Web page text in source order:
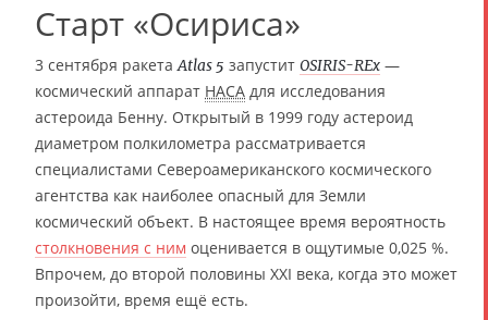
Старт «Осириса»
3 сентября ракетаAtlas 5 запустит OSIRIS-REx —
космический аппарат НАСА для исследования
астероида Бенну. Открытый в 1999 году астероид
диаметром полкилометра рассматривается
специалистами Североамериканского космического
агентства как наиболее опасный для Земли
космический объект. В настоящее время вероятность
столкновения с ним оценивается в ощутимые 0,025 %.
Впрочем, до второй половины XXI века, когда это может
произойти, время ещё есть.